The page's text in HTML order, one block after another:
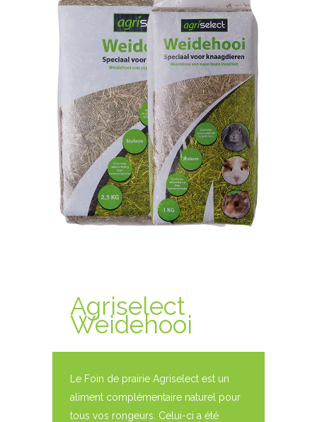
Agriselect
Weidehooi
Le Foin de prairie Agriselect est un
aliment complémentaire naturel pour
tous vos rongeurs. Celui-ci a été